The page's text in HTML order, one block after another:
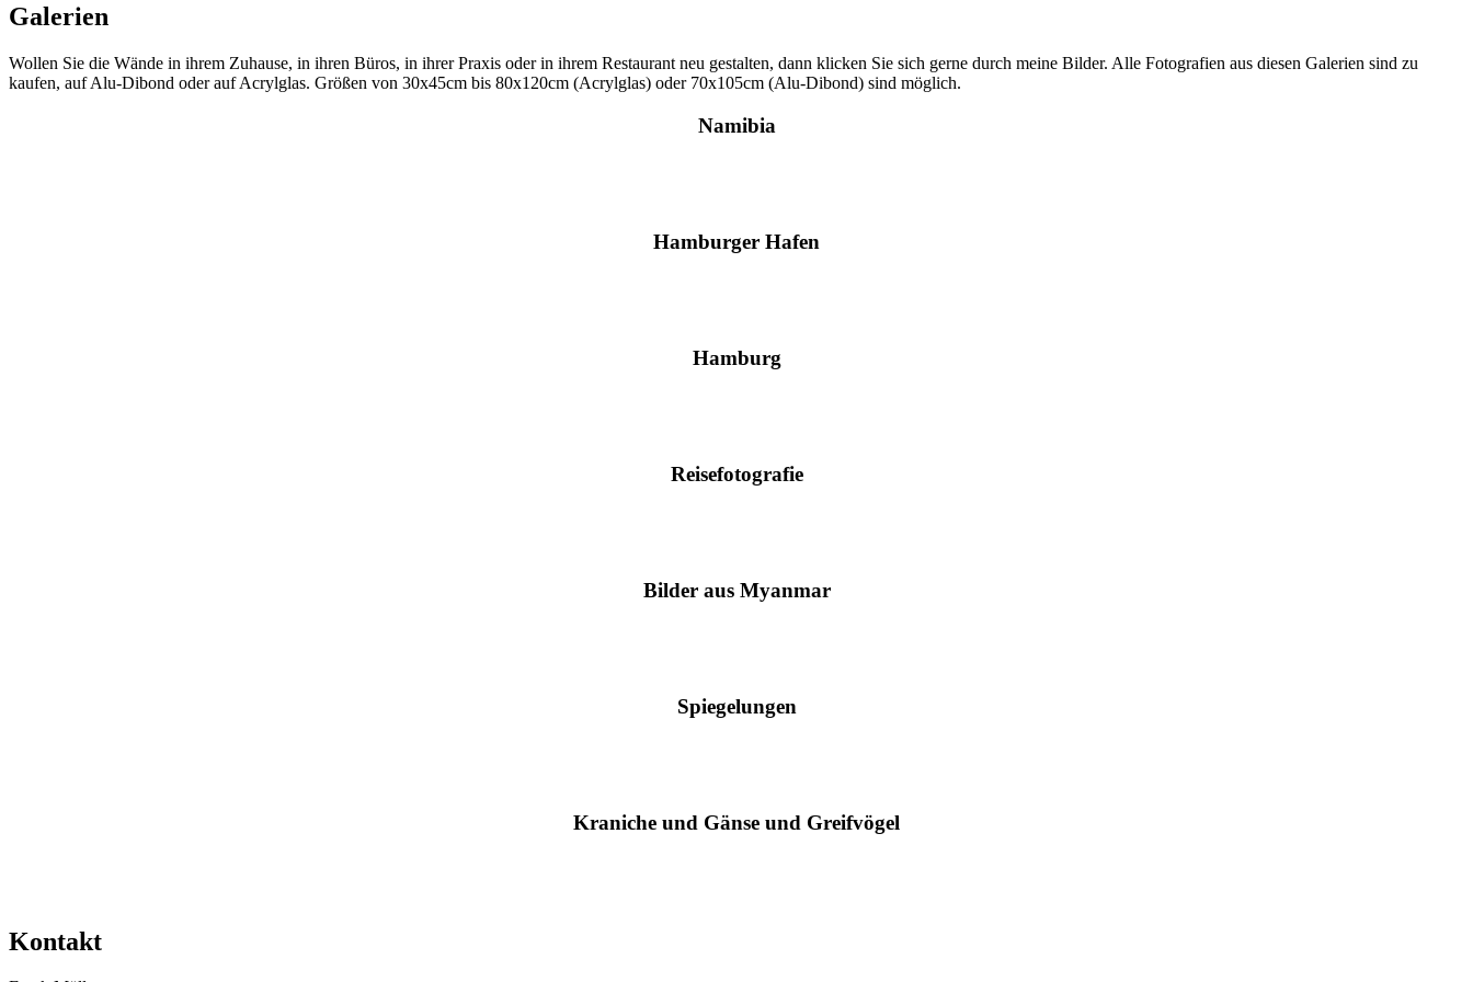
Galerien
Wollen Sie die Wände in ihrem Zuhause, in ihren Büros, in ihrer Praxis oder in ihrem Restaurant neu gestalten, dann klicken Sie sich gerne durch meine Bilder. Alle Fotografien aus diesen Galerien sind zu
kaufen, auf Alu-Dibond oder auf Acrylglas. Größen von 30x45cm bis 80x120cm (Acrylglas) oder 70x105cm (Alu-Dibond) sind möglich.
Namibia
Hamburger Hafen
Hamburg
Reisefotografie
Bilder aus Myanmar
Spiegelungen
Kraniche und Gänse und Greifvögel
Kontakt